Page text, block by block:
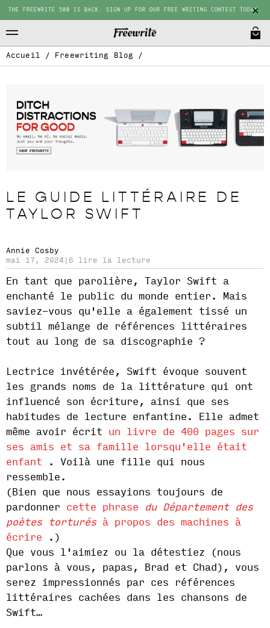
THE FREEWRITE 500 IS BACK. SIGN UP FOR OUR FREE WRITING CONTEST TODAY.
Accueil / Freewriting Blog /
LE GUIDE LITTÉRAIRE DE
TAYLOR SWIFT
Annie Cosby
mai 17, 2024
6 lire la lecture
En tant que parolière, Taylor Swift a
enchanté le public du monde entier. Mais
saviez-vous qu'elle a également tissé un
subtil mélange de références littéraires
tout au long de sa discographie ?
Lectrice invétérée, Swift évoque souvent
les grands noms de la littérature qui ont
influencé son écriture, ainsi que ses
habitudes de lecture enfantine. Elle admet
même avoir écrit un livre de 400 pages sur
ses amis et sa famille lorsqu'elle était
enfant . Voilà une fille qui nous
ressemble.
(Bien que nous essayions toujours de
pardonner cette phrase
du Département des
poètes torturésà propos des machines à
écrire .)
Que vous l'aimiez ou la détestiez (nous
parlons à vous, papas, Brad et Chad), vous
serez impressionnés par ces références
littéraires cachées dans les chansons de
Swift…